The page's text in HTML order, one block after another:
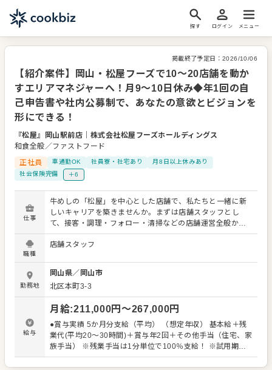
探す ログイン メニュー
掲載終了予定日： 2026/10/06
【紹介案件】岡山・松屋フーズで10〜20店舗を動か
すエリアマネジャーへ！月9～10日休み◆年1回の自
己申告書や社内公募制で、あなたの意欲とビジョンを
形にできる！
『松屋』岡山駅前店
株式会社松屋フーズホールディングス
和食全般／ファストフード
正社員
車通勤OK 社員寮・社宅あり
月8日以上休みあり
社会保険完備
＋6
仕事
牛めしの「松屋」を中心とした店舗で、私たちと一緒に新
しいキャリアを築きませんか。まずは店舗スタッフとし
て、接客・調理・フォロー・清掃などの店舗運営全般から
スタート。金銭・時間帯管理やアルバイト育成などの管理
業務を学び、社員として店舗の時間帯責任者を務めていた
います。ステップを上がる際には筆記や実技でしっかり評
価するため、高いモチベーションを保って成長できます。
【明確なキャリアパス】 ・ストアチーフ：半年程度で店長
補佐へ ・ストアマネジャー：2年目に最高責任者へ ・ブロ
ックマネジャー：エリアマネジャーを補佐 ・エリアマネジ
ャー：10〜20店舗を統括 最終的には、会社の経営戦略に基
づきながらも、自分の考えによる店舗施策を実行していけ
り組みを行えます。 さらに、全社員を対象に将来のビジョ
職種
店舗スタッフ
勤務地
岡山県／ 岡山市
北区本町3-3
給与
月給:211,000円〜267,000円
●賞与実績 5か月分支給（平均） （想定年収） 基本給＋残
業代(平均20～30時間)＋賞与年2回＋その他手当（住宅、家
族手当） ※残業手当は1分単位で100％支給！ ※試用期間3
ヶ月（期間中も同条件）